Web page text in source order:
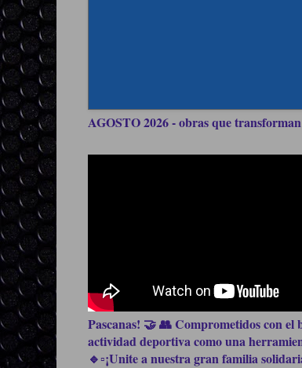
AGOSTO 2026 - obras que
Pascanas! 🤝 👥 Comprometidos con
actividad deportiva como una
🔹▫️¡Unite a nuestra gran familia